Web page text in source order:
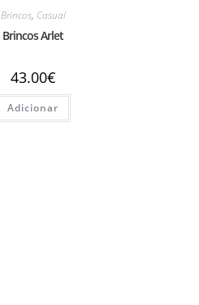
Brincos, Casual
Brincos Arlet
43.00€
Adicionar